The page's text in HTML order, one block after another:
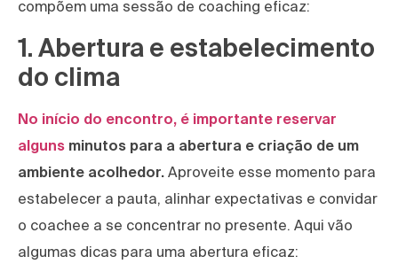
compõem uma sessão de coaching eficaz:
1. Abertura e estabelecimento
do clima
No início do encontro, é importante reservar
alguns minutos para a abertura e criação de um
ambiente acolhedor. Aproveite esse momento para
estabelecer a pauta, alinhar expectativas e convidar
o coachee a se concentrar no presente. Aqui vão
algumas dicas para uma abertura eficaz: